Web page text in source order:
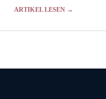
ARTIKEL LESEN →